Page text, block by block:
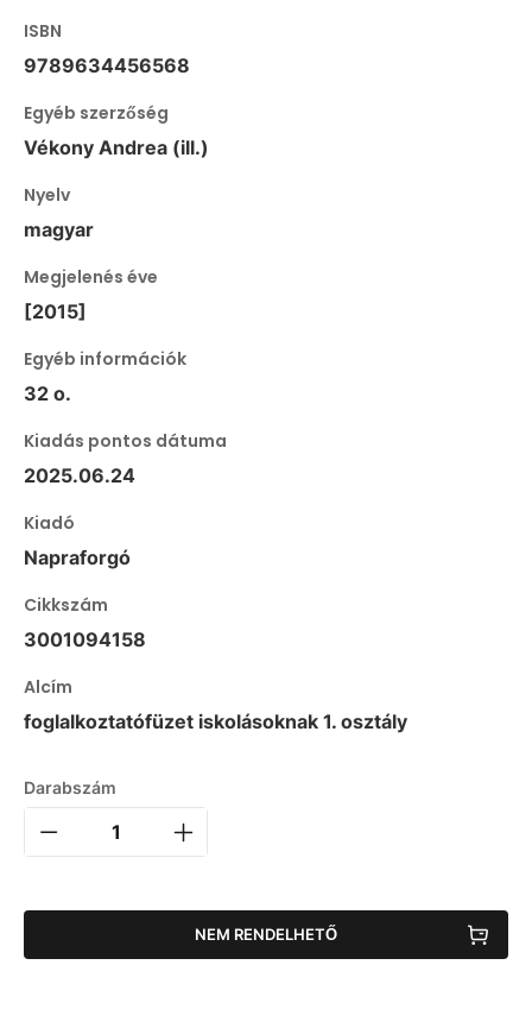
ISBN
9789634456568
Egyéb szerzőség
Vékony Andrea (ill.)
Nyelv
magyar
Megjelenés éve
[2015]
Egyéb információk
32 o.
Kiadás pontos dátuma
2025.06.24
Kiadó
Napraforgó
Cikkszám
3001094158
Alcím
foglalkoztatófüzet iskolásoknak 1. osztály
Darabszám
NEM RENDELHETŐ